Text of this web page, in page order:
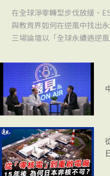
在全球淨零轉型步伐放緩、
與教育界如何在逆風中找出
三場論壇以「全球永續遇逆
續資深副總經理何麗梅、台
副董事長郭珊珊與文藻外語
永續浪潮的策略與行動。